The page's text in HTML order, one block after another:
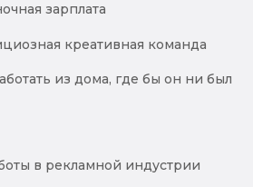
зарплата
креативная команда
из дома, где бы он ни был
в рекламной индустрии